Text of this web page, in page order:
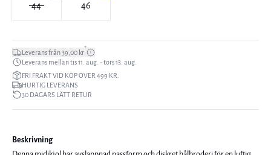
44 46
Leverans från 39,00 kr*
Leverans mellan tis 11. aug. - tors 13. aug.
FRI FRAKT VID KÖP ÖVER 499 KR.
HURTIG LEVERANS
30 DAGARS LÄTT RETUR
Beskrivning